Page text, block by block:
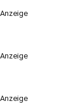
Anzeige
Anzeige
Anzeige